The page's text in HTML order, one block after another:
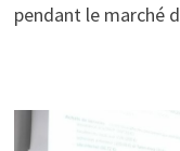
pendant le marché